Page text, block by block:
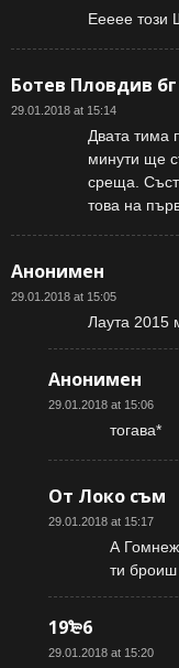
Еееее този
Ботев Пловдив бг
29.01.2018 at 15:14
Двата тима
минути ще
среща.
това на
Анонимен
29.01.2018 at 15:05
Лаута 2015
Анонимен
29.01.2018 at 15:06
тогава*
От Локо съм
29.01.2018 at 15:17
А
ти броиш
19₻6
29.01.2018 at 15:20